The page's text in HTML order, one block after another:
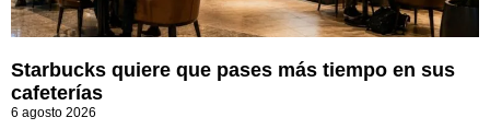
Starbucks quiere que pases más tiempo en sus
cafeterías
6 agosto 2026